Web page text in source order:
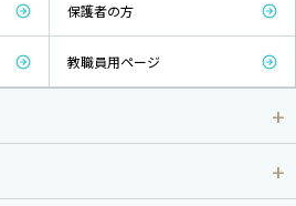
保護者の方
教職員用ページ